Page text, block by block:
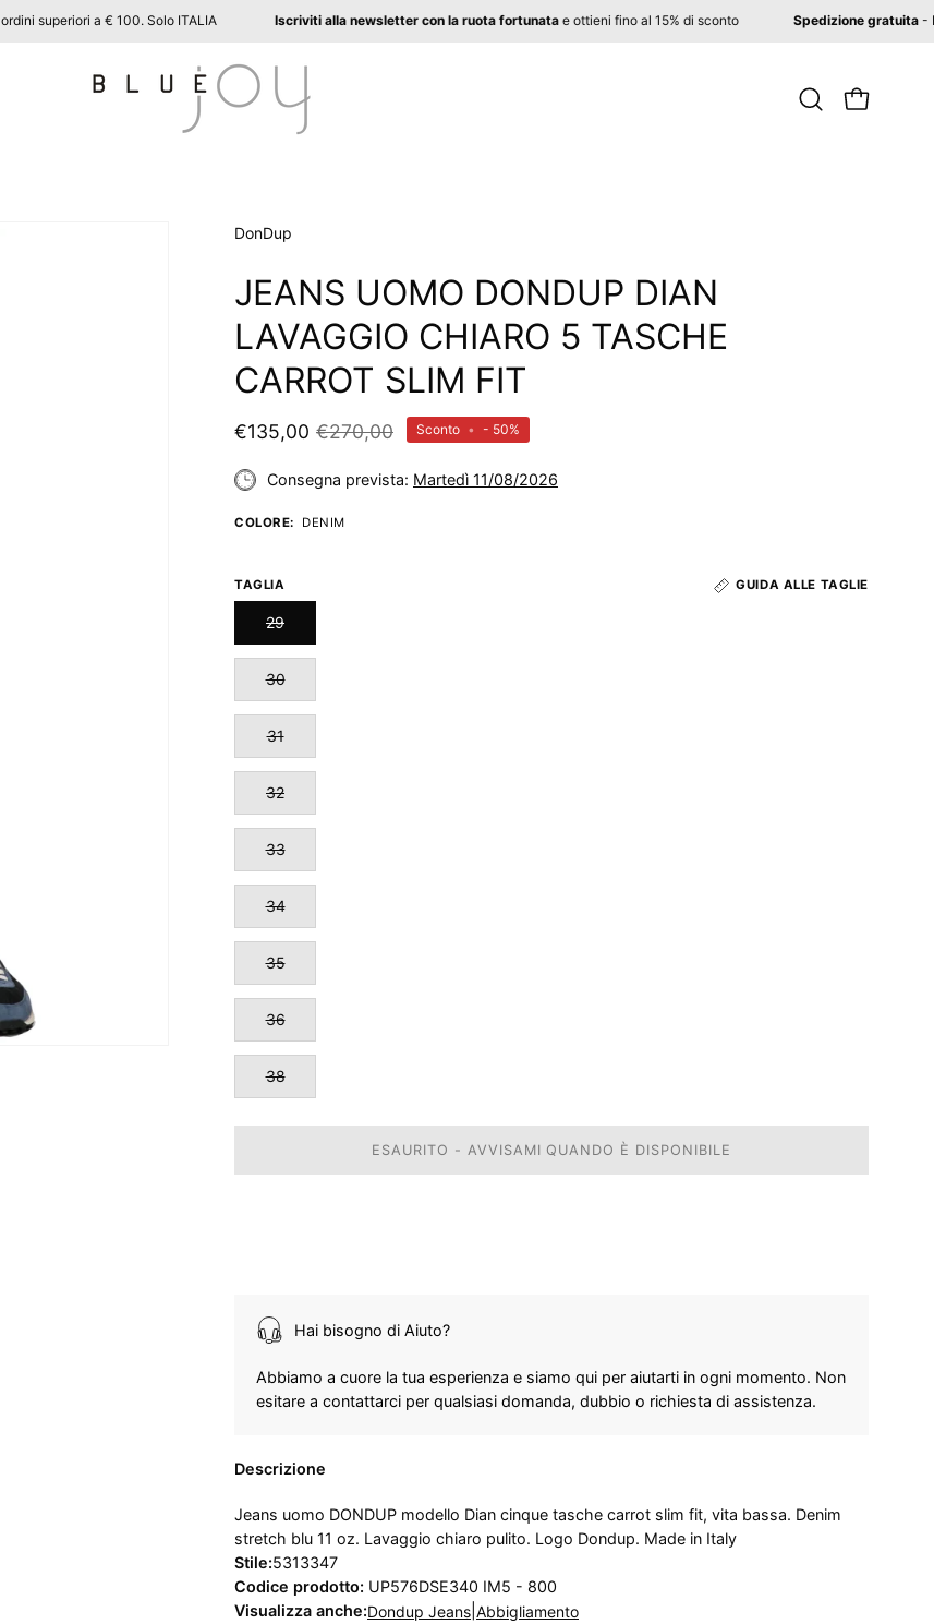
- Per ordini superiori a € 100. Solo ITALIA Iscriviti alla newsletter con la ruota fortunatae ottieni fino al 15% di sconto Spedizione
ApriAPRI
dell'immagine
DonDup
JEANS UOMO DONDUP DIAN
LAVAGGIO CHIARO 5 TASCHE
CARROT SLIM FIT
€135,00 €270,00 Sconto • - 50%
Consegna prevista: Martedì 11/08/2026
COLORE: DENIM
TAGLIA GUIDA ALLE TAGLIE
29
30
31
32
33
34
35
36
38
ESAURITO - AVVISAMI QUANDO È DISPONIBILE
Hai bisogno di Aiuto?
Abbiamo a cuore la tua esperienza e siamo qui per aiutarti in ogni momento. Non
esitare a contattarci per qualsiasi domanda, dubbio o richiesta di assistenza.
Descrizione
Jeans uomo DONDUP modello Dian cinque tasche carrot slim fit, vita bassa. Denim
stretch blu 11 oz. Lavaggio chiaro pulito. Logo Dondup. Made in Italy
Stile:5313347
Codice prodotto: UP576DSE340 IM5 - 800
Visualizza anche:Dondup Jeans Abbigliamento